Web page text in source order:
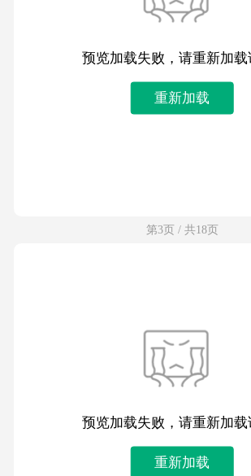
预览加载失败，请重新加载
重新加载
第3页 / 共18页
预览加载失败，请重新加载
重新加载